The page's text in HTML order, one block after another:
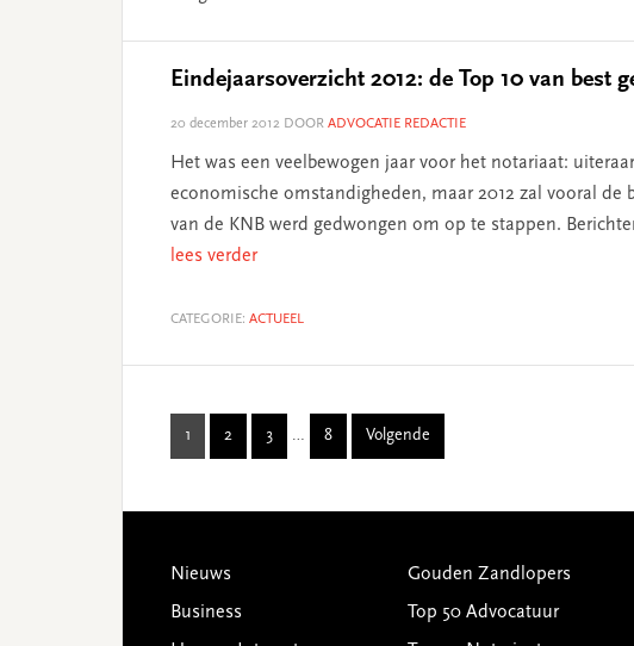
Eindejaarsoverzicht 2012: de Top 10 van best
20 december 2012 DOOR ADVOCATIE REDACTIE
Het was een veelbewogen jaar voor het notariaat:
economische omstandigheden, maar 2012 zal vooral de
van de KNB werd gedwongen om op te stappen.
lees verder
CATEGORIE: ACTUEEL
Page
1 Page
2 Page
3
Interim
pages
… Page
8 Volgende
Footer
Nieuws
Business
Gouden Zandlopers
Top 50 Advocatuur